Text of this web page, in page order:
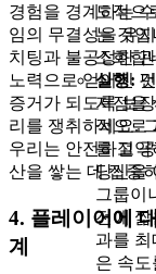
도적으
는 것입
소화합
실행:
지점을
적으로
를 절약
당신을
그룹이
전에 짧
과를 최
은 속
경험을 경계하는
임의 무결성을 유
치팅과 불공정한
노력으로 얻어진
증거가 되도록 보
리를 쟁취하세요.
우리는 안전하고
산을 쌓는 데 집중
4. 플레이어에
계